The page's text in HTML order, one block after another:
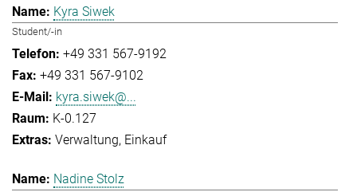
Kyra Siwek
Student/-in
+49 331 567-9192
+49 331 567-9102
kyra.siwek@...
K-0.127
Verwaltung Einkauf
Nadine Stolz